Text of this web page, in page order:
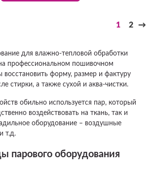
1 2 →
для влажно-тепловой обработки
профессиональном пошивочном
восстановить форму, размер и фактуру
стирки, а также сухой и аква-чистки.
обильно используется пар, который
воздействовать на ткань, так и
оборудование – воздушные
т.д.
парового оборудования